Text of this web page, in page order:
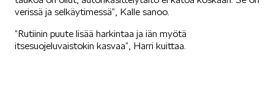
verissä ja selkäytimessä”, Kalle sanoo.
”Rutiinin puute lisää harkintaa ja iän myötä
itsesuojeluvaistokin kasvaa”, Harri kuittaa.